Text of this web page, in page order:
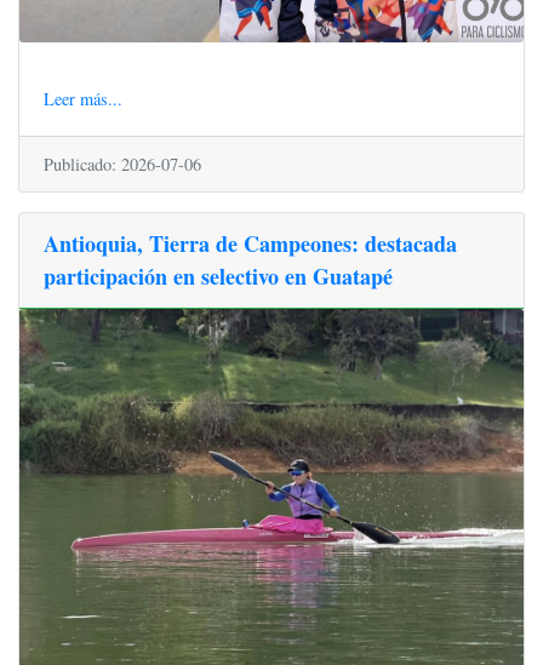
Leer más...
Publicado: 2026-07-06
Antioquia, Tierra de Campeones: destacada
participación en selectivo en Guatapé